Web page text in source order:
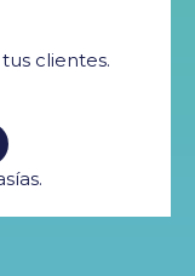
clientes.